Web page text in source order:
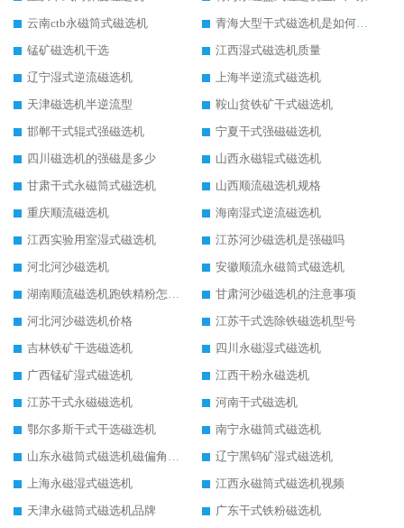
云南ctb永磁筒式磁选机
青海大型干式磁选机是如何选矿的
锰矿磁选机干选
江西湿式磁选机质量
辽宁湿式逆流磁选机
上海半逆流式磁选机
天津磁选机半逆流型
鞍山贫铁矿干式磁选机
邯郸干式辊式强磁选机
宁夏干式强磁磁选机
四川磁选机的强磁是多少
山西永磁辊式磁选机
甘肃干式永磁筒式磁选机
山西顺流磁选机规格
重庆顺流磁选机
海南湿式逆流磁选机
江西实验用室湿式磁选机
江苏河沙磁选机是强磁吗
河北河沙磁选机
安徽顺流永磁筒式磁选机
湖南顺流磁选机跑铁精粉怎么处理
甘肃河沙磁选机的注意事项
河北河沙磁选机价格
江苏干式选除铁磁选机型号
吉林铁矿干选磁选机
四川永磁湿式磁选机
广西锰矿湿式磁选机
江西干粉永磁选机
江苏干式永磁磁选机
河南干式磁选机
鄂尔多斯干式干选磁选机
南宁永磁筒式磁选机
山东永磁筒式磁选机磁偏角怎么调整
辽宁黑钨矿湿式磁选机
上海永磁湿式磁选机
江西永磁筒式磁选机视频
天津永磁筒式磁选机品牌
广东干式铁粉磁选机